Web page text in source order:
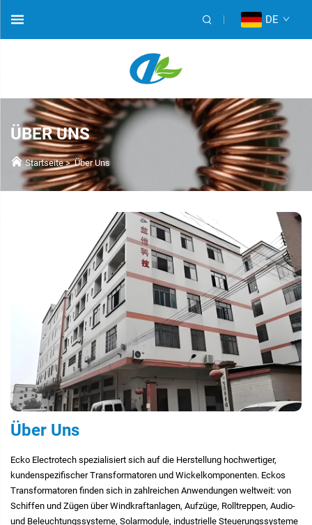
DE
ÜBER UNS
Startseite>Über Uns
Über Uns
Ecko Electrotech spezialisiert sich auf die Herstellung hochwertiger,
kundenspezifischer Transformatoren und Wickelkomponenten. Eckos
Transformatoren finden sich in zahlreichen Anwendungen weltweit: von
Schiffen und Zügen über Windkraftanlagen, Aufzüge, Rolltreppen, Audio-
und Beleuchtungssysteme, Solarmodule, industrielle Steuerungssysteme